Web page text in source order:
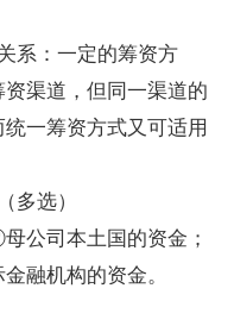
：一定的筹资方
渠道，但同一渠道的
一筹资方式又可适用
选）
司本土国的资金；
融机构的资金。